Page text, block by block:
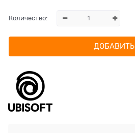
Количество:
ДОБАВИТЬ